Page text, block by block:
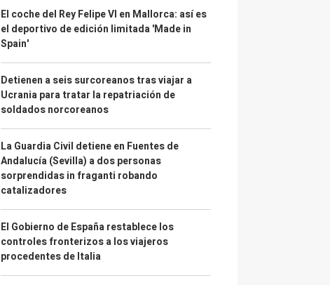
El coche del Rey Felipe VI en Mallorca: así es
el deportivo de edición limitada 'Made in
Spain'
Detienen a seis surcoreanos tras viajar a
Ucrania para tratar la repatriación de
soldados norcoreanos
La Guardia Civil detiene en Fuentes de
Andalucía (Sevilla) a dos personas
sorprendidas in fraganti robando
catalizadores
El Gobierno de España restablece los
controles fronterizos a los viajeros
procedentes de Italia